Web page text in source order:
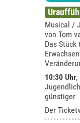
Musical /
von Tom
Das
10:30 Uhr,
günstiger
Der